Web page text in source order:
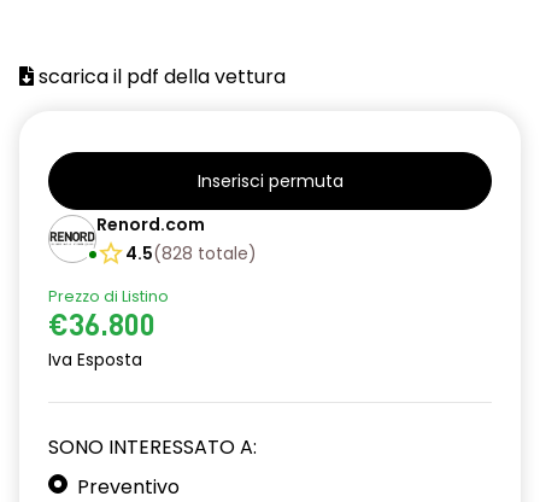
airbag frontale conducente e passeggero
alzacristalli anteriori elettrici e impulsionali
alzacristalli posteriori elettrici impulsionali
assistenza alla frenata d'emergenza
attacco isofix
avviso cinture di sicurezza allacciate
commutatore airbag frontale passeggero
scarica il pdf della vettura
Inserisci permuta
Renord.com
4.5(828 totale)
Prezzo di Listino
€36.800
Iva Esposta
SONO INTERESSATO A:
Preventivo